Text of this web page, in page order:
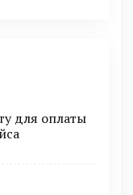
для оплаты